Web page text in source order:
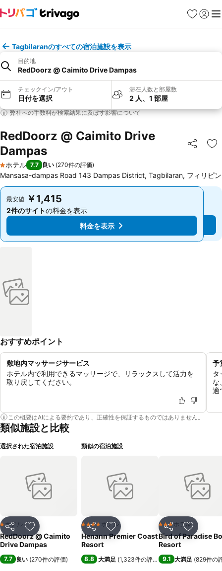
お気に入り
ログイ
メ
Tagbilaranのすべての宿泊施設を表示
目的地
RedDoorz @ Caimito Drive Dampas
チェックイン/アウト
日付を選択
滞在人数と部屋数
2 人、1 部屋
弊社への手数料が検索結果に及ぼす影響について
RedDoorz @ Caimito Drive
Dampas
シェア お
1 ホテルのランク
ホテル 7.7 良い (270件の評価)
Mansasa-dampas Road 143 Dampas District, Tagbilaran, フィリピン
最安値 ￥1,415
2件のサイトの料金を表示
料金を表示
最安値 ￥1,415
2件のサイトの料金を表示
料金を表示
おすすめポイント
敷地内マッサージサービス
ホテル内で利用できるマッサージで、リラックスして活力を
取り戻してください。
予
タ
な
適
この概要はAIによる要約であり、正確性を保証するものではありません。
類似施設と比較
選択された宿泊施設
シェア お気に入りに追加
1 ホテルのランク
ホテル
RedDoorz @ Caimito
Drive Dampas
7.7 良い (270件の評価)
類似の宿泊施設
シェア お気に入りに追加
4 ホテルのランク
ホテル
Henann Premier Coast
Resort
8.8 大満足 (1,323件の評価 )
シェア お気に入
3 ホテルのランク
ホテル
Bird of Paradise
Resort
9.1 大満足 (829件の